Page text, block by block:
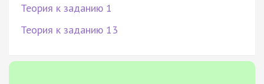
Теория к заданию 1
Теория к заданию 13